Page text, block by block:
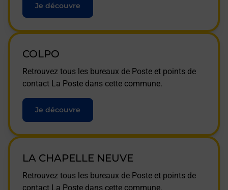
Je découvre
COLPO
Retrouvez tous les bureaux de Poste et points de
contact La Poste dans cette commune.
Je découvre
LA CHAPELLE NEUVE
Retrouvez tous les bureaux de Poste et points de
contact La Poste dans cette commune.